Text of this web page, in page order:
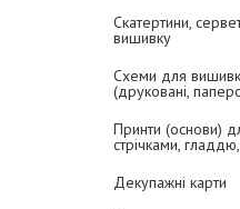
Скатертини,
вишивку
Схеми для
(друковані,
Принти (основи)
стрічками,
Декупажні карти